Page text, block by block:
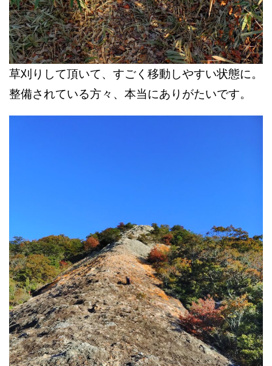
草刈りして頂いて、すごく移動しやすい状態に。
整備されている方々、本当にありがたいです。